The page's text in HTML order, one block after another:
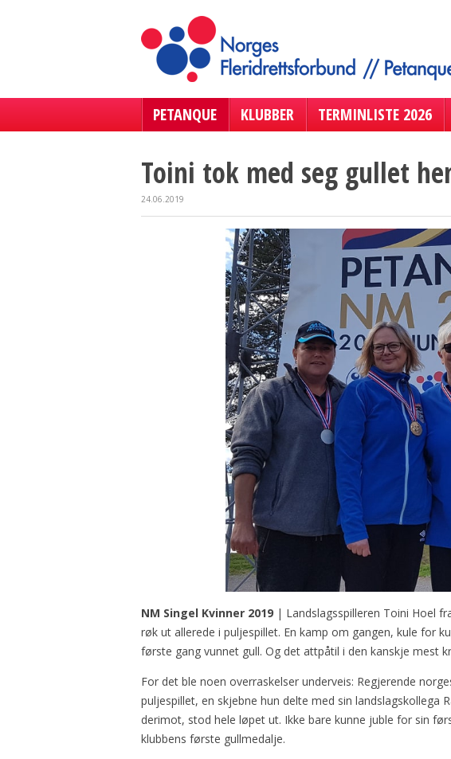
PETANQUE KLUBBER TERMINLISTE 2026
Toini tok med seg gullet
24.06.2019
NM Singel Kvinner 2019 | Landslagsspilleren Toini Hoel
røk ut allerede i puljespillet. En kamp om gangen, kule for
første gang vunnet gull. Og det attpåtil i den kanskje mest
For det ble noen overraskelser underveis: Regjerende
puljespillet, en skjebne hun delte med sin landslagskollega
derimot, stod hele løpet ut. Ikke bare kunne juble for sin
klubbens første gullmedalje.